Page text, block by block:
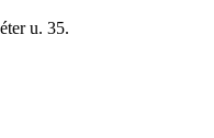
u. 35.